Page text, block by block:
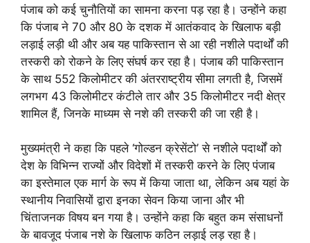
पंजाब को कई चुनौतियों का सामना करना पड़ रहा है। उन्होंने कहा
कि पंजाब ने 70 और 80 के दशक में आतंकवाद के खिलाफ बड़ी
लड़ाई लड़ी थी और अब यह पाकिस्तान से आ रही नशीले पदार्थों की
तस्करी को रोकने के लिए संघर्ष कर रहा है। पंजाब की पाकिस्तान
के साथ 552 किलोमीटर की अंतरराष्ट्रीय सीमा लगती है, जिसमें
लगभग 43 किलोमीटर कंटीले तार और 35 किलोमीटर नदी क्षेत्र
शामिल हैं, जिनके माध्यम से नशे की तस्करी की जा रही है।
मुख्यमंत्री ने कहा कि पहले ‘गोल्डन क्रेसेंटो’ से नशीले पदार्थों को
देश के विभिन्न राज्यों और विदेशों में तस्करी करने के लिए पंजाब
का इस्तेमाल एक मार्ग के रूप में किया जाता था, लेकिन अब यहां के
स्थानीय निवासियों द्वारा इनका सेवन किया जाना और भी
चिंताजनक विषय बन गया है। उन्होंने कहा कि बहुत कम संसाधनों
के बावजूद पंजाब नशे के खिलाफ कठिन लड़ाई लड़ रहा है।